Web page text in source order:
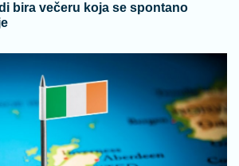
bira večeru koja se spontano